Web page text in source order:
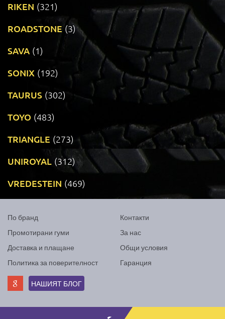
RIKEN (321)
ROADSTONE (3)
SAVA (1)
SONIX (192)
TAURUS (302)
TOYO (483)
TRIANGLE (273)
UNIROYAL (312)
VREDESTEIN (469)
По бранд
Промотирани гуми
Доставка и плащане
Политика за поверителност
Контакти
За нас
Общи условия
Гаранция
НАШИЯТ БЛОГ